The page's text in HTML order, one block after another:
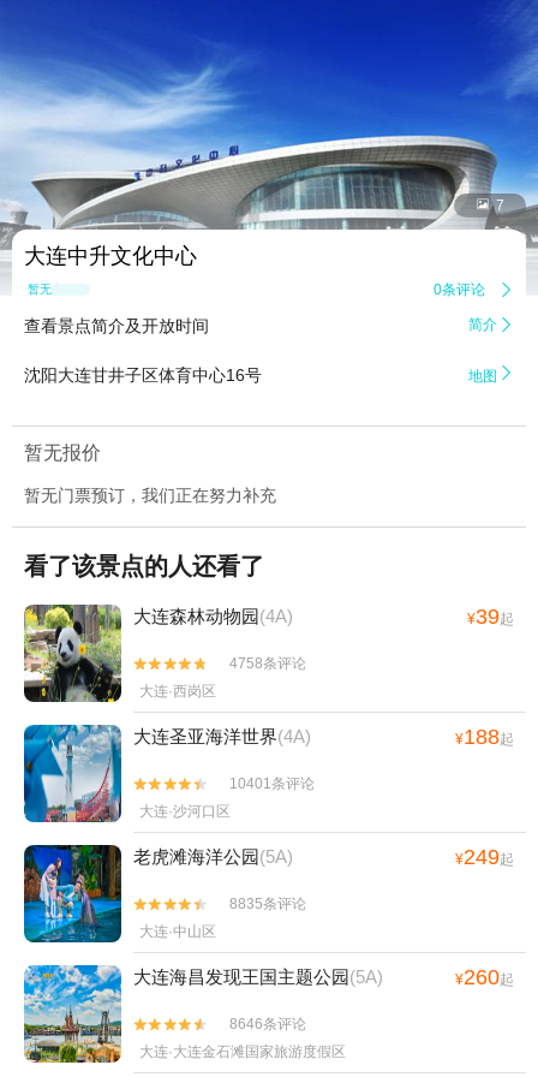
 7
大连中升文化中心
暂无点评 0条评论 
查看景点简介及开放时间 简介 
沈阳大连甘井子区体育中心16号 地图 
暂无报价
暂无门票预订，我们正在努力补充
看了该景点的人还看了
大连森林动物园(4A) ¥39起


4758条评论
大连·西岗区
大连圣亚海洋世界(4A) ¥188起


10401条评论
大连·沙河口区
老虎滩海洋公园(5A) ¥249起


8835条评论
大连·中山区
大连海昌发现王国主题公园(5A) ¥260起


8646条评论
大连·大连金石滩国家旅游度假区